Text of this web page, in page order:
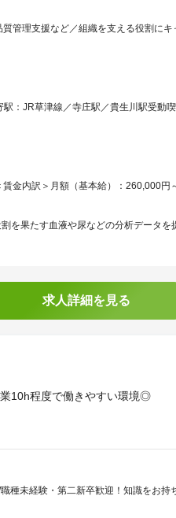
管理支援など／組織を支える役割に
：JR草津線／寺庄駅／貴生川駅受動
金内訳＞月額（基本給）：260,000円
を果たす血液や尿などの分析データを
求人詳細を見る
10h程度で働きやすい環境◎
種未経験・第二新卒歓迎！知識をお持